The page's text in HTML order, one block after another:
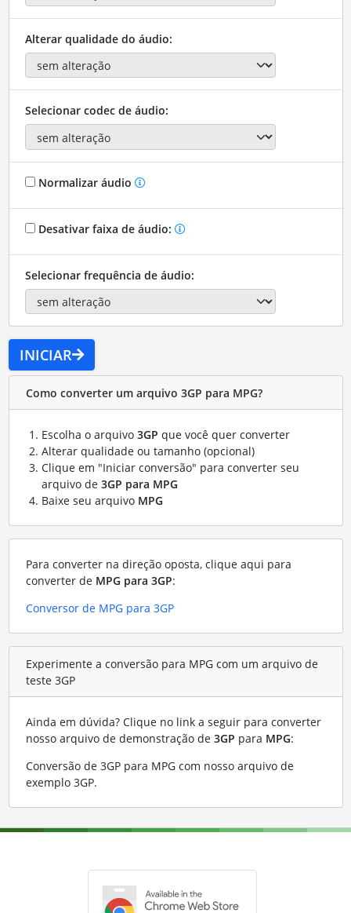
Alterar qualidade do áudio:
Selecionar codec de áudio:
Normalizar áudio
Desativar faixa de áudio:
Selecionar frequência de áudio:
INICIAR
Como converter um arquivo 3GP para MPG?
Escolha o arquivo 3GP que você quer converter
Alterar qualidade ou tamanho (opcional)
Clique em "Iniciar conversão" para converter seu
arquivo de 3GP para MPG
Baixe seu arquivo MPG
Para converter na direção oposta, clique aqui para
converter de MPG para 3GP:
Conversor de MPG para 3GP
Experimente a conversão para MPG com um arquivo de
teste 3GP
Ainda em dúvida? Clique no link a seguir para converter
nosso arquivo de demonstração de 3GP para MPG:
Conversão de 3GP para MPG com nosso arquivo de
exemplo 3GP.